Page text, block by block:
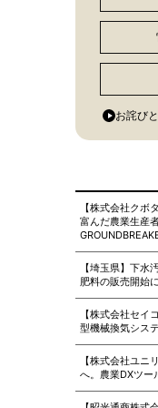
お詫び
【株式会社ク
富んだ農業生産
【埼玉県】下水
肥料の販売開始
【株式会社セイ
型機械換気シス
【株式会社ユニ
へ。農業DXツー